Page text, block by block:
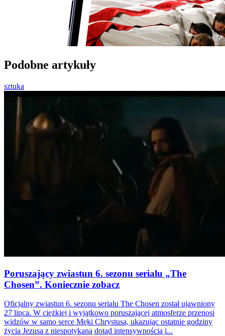
Podobne artykuły
sztuka
Poruszający zwiastun 6. sezonu serialu „The
Chosen”. Koniecznie zobacz
Oficjalny zwiastun 6. sezonu serialu The Chosen został ujawniony
27 lipca. W ciężkiej i wyjątkowo poruszającej atmosferze przenosi
widzów w samo serce Męki Chrystusa, ukazując ostatnie godziny
życia Jezusa z niespotykaną dotąd intensywnością i...